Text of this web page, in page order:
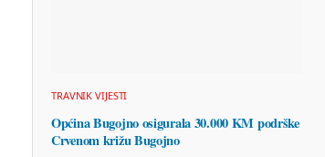
TRAVNIK VIJESTI
Općina Bugojno osigurala 30.000 KM podrške
Crvenom križu Bugojno